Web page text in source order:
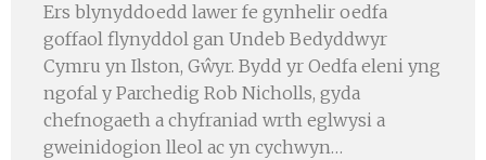
Ers blynyddoedd lawer fe gynhelir oedfa
goffaol flynyddol gan Undeb Bedyddwyr
Cymru yn Ilston, Gŵyr. Bydd yr Oedfa eleni yng
ngofal y Parchedig Rob Nicholls, gyda
chefnogaeth a chyfraniad wrth eglwysi a
gweinidogion lleol ac yn cychwyn…